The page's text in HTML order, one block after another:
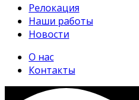
Релокация
Наши работы
Новости
О нас
Контакты